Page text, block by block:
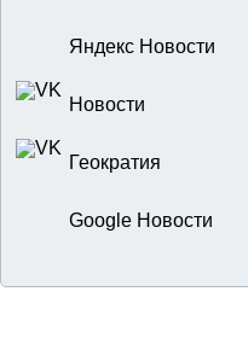
Яндекс Новости
Новости
Геократия
Google Новости